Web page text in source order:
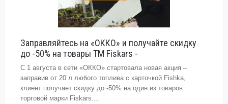
Заправляйтесь на «ОККО» и получайте скидку
до -50% на товары ТМ Fiskars -
С 1 августа в сети «ОККО» стартовала новая акция –
заправив от 20 л любого топлива с карточкой Fishka,
клиент получает скидку до -50% на один из товаров
торговой марки Fiskars....